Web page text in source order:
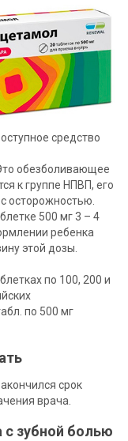
средство
обезболивающее
к группе НПВП, его
осторожностью.
500 мг 3 – 4
ребенка
этой дозы.
по 100, 200 и
по 500 мг
срок
врача.
с зубной болью